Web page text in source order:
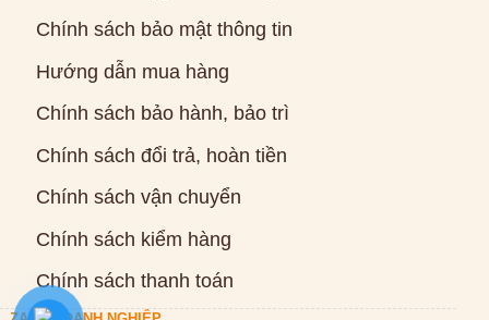
Chính sách bảo mật thông tin
Hướng dẫn mua hàng
Chính sách bảo hành, bảo trì
Chính sách đổi trả, hoàn tiền
Chính sách vận chuyển
Chính sách kiểm hàng
Chính sách thanh toán